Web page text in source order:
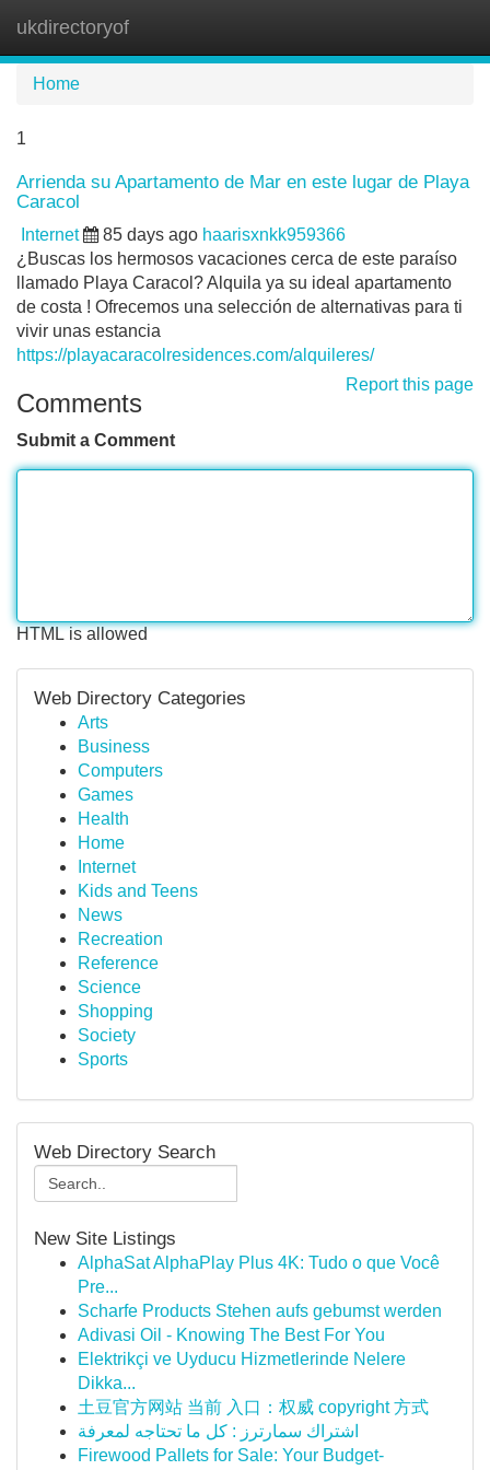
ukdirectoryof
Home
1
Arrienda su Apartamento de Mar en este lugar de Playa
Caracol
Internet 85 days ago haarisxnkk959366
¿Buscas los hermosos vacaciones cerca de este paraíso
llamado Playa Caracol? Alquila ya su ideal apartamento
de costa ! Ofrecemos una selección de alternativas para ti
vivir unas estancia
https://playacaracolresidences.com/alquileres/
Report this page
Comments
Submit a Comment
HTML is allowed
Web Directory Categories
Arts
Business
Computers
Games
Health
Home
Internet
Kids and Teens
News
Recreation
Reference
Science
Shopping
Society
Sports
Web Directory Search
New Site Listings
AlphaSat AlphaPlay Plus 4K: Tudo o que Você
Pre...
Scharfe Products Stehen aufs gebumst werden
Adivasi Oil - Knowing The Best For You
Elektrikçi ve Uyducu Hizmetlerinde Nelere
Dikka...
土豆官方网站 当前 入口：权威 copyright 方式
اشتراك سمارترز : كل ما تحتاجه لمعرفة
Firewood Pallets for Sale: Your Budget-